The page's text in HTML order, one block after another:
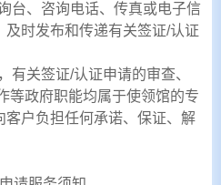
台、咨询电话、传真或电子信
时发布和传递有关签证/认证
有关签证/认证申请的审查、
等政府职能均属于使领馆的专
客户负担任何承诺、保证、解